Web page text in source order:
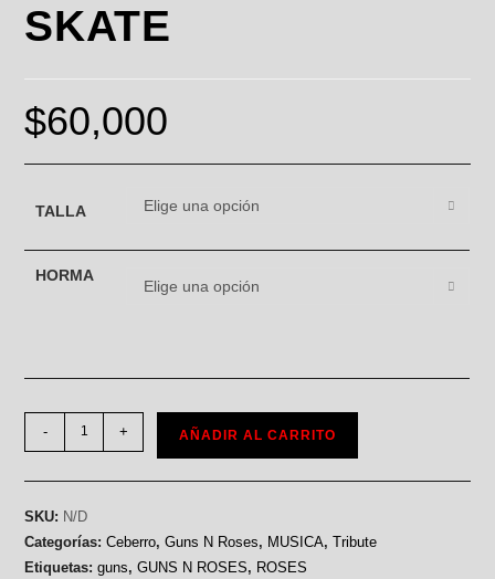
SKATE
$60,000
TALLA Elige una opción
HORMA
Elige una opción
- + AÑADIR AL CARRITO
SKU: N/D
Categorías:Ceberro,Guns N Roses, MUSICA,Tribute
Etiquetas:guns,GUNS N ROSES, ROSES